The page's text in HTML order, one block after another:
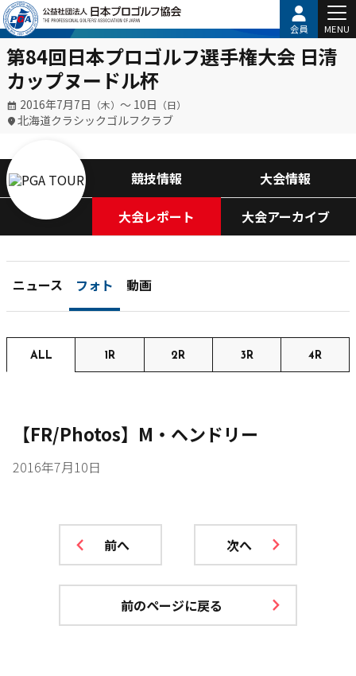
会員 MENU
第84回日本プロゴルフ選手権大会 日清
カップヌードル杯
2016年7月7日 （木） 〜 10日 （日）
北海道クラシックゴルフクラブ
競技情報
大会情報
大会レポート
大会アーカイブ
ニュース フォト 動画
ALL 1R 2R 3R 4R
【FR/Photos】M・ヘンドリー
2016年7月10日
前へ 次へ
前のページに戻る